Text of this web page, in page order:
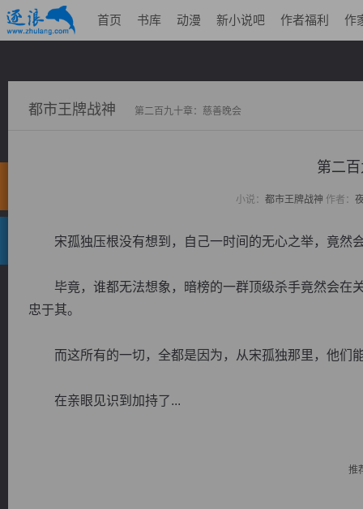
首页 书库 动漫 新小说吧 作者福利 作
都市王牌战神 第二百九十章：慈善晚会
第二
小说： 都市王牌战神 作者：
宋孤独压根没有想到，自己一时间的无心之举，竟然
毕竟，谁都无法想象，暗榜的一群顶级杀手竟然会在
忠于其。
而这所有的一切，全都是因为，从宋孤独那里，他们
在亲眼见识到加持了...
推